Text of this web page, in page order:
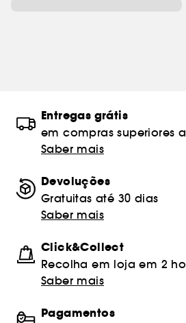
Entregas grátis
em compras superiores
Saber mais
Devoluções
Gratuitas até 30 dias
Saber mais
Click&Collect
Recolha em loja em 2
Saber mais
Pagamentos